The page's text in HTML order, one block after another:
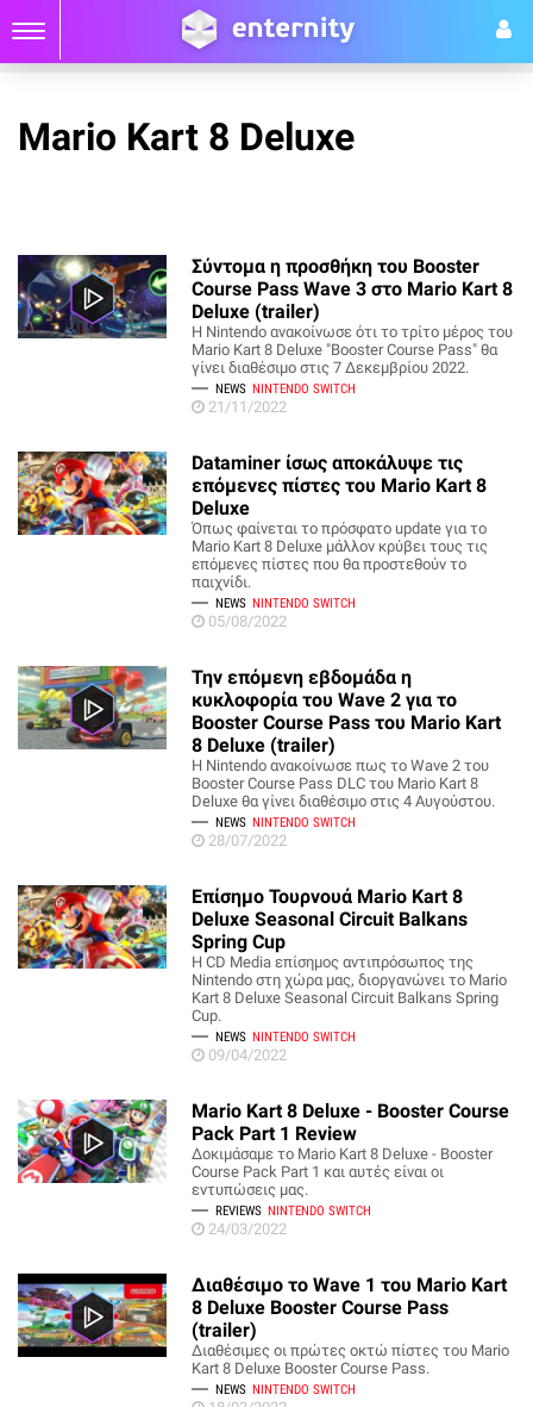
Mario Kart 8 Deluxe
Σύντομα η προσθήκη του Booster
Course Pass Wave 3 στο Mario Kart 8
Deluxe (trailer)
Η Nintendo ανακοίνωσε ότι το τρίτο μέρος του
Mario Kart 8 Deluxe "Booster Course Pass" θα
γίνει διαθέσιμο στις 7 Δεκεμβρίου 2022.
NEWS NINTENDO SWITCH
21/11/2022
Dataminer ίσως αποκάλυψε τις
επόμενες πίστες του Mario Kart 8
Deluxe
Όπως φαίνεται το πρόσφατο update για το
Mario Kart 8 Deluxe μάλλον κρύβει τους τις
επόμενες πίστες που θα προστεθούν το
παιχνίδι.
NEWS NINTENDO SWITCH
05/08/2022
Την επόμενη εβδομάδα η
κυκλοφορία του Wave 2 για το
Booster Course Pass του Mario Kart
8 Deluxe (trailer)
Η Nintendo ανακοίνωσε πως το Wave 2 του
Booster Course Pass DLC του Mario Kart 8
Deluxe θα γίνει διαθέσιμο στις 4 Αυγούστου.
NEWS NINTENDO SWITCH
28/07/2022
Επίσημο Τουρνουά Mario Kart 8
Deluxe Seasonal Circuit Balkans
Spring Cup
Η CD Media επίσημος αντιπρόσωπος της
Nintendo στη χώρα μας, διοργανώνει το Mario
Kart 8 Deluxe Seasonal Circuit Balkans Spring
Cup.
NEWS NINTENDO SWITCH
09/04/2022
Mario Kart 8 Deluxe - Booster Course
Pack Part 1 Review
Δοκιμάσαμε το Mario Kart 8 Deluxe - Booster
Course Pack Part 1 και αυτές είναι οι
εντυπώσεις μας.
REVIEWS NINTENDO SWITCH
24/03/2022
Διαθέσιμο το Wave 1 του Mario Kart
8 Deluxe Booster Course Pass
(trailer)
Διαθέσιμες οι πρώτες οκτώ πίστες του Mario
Kart 8 Deluxe Booster Course Pass.
NEWS NINTENDO SWITCH